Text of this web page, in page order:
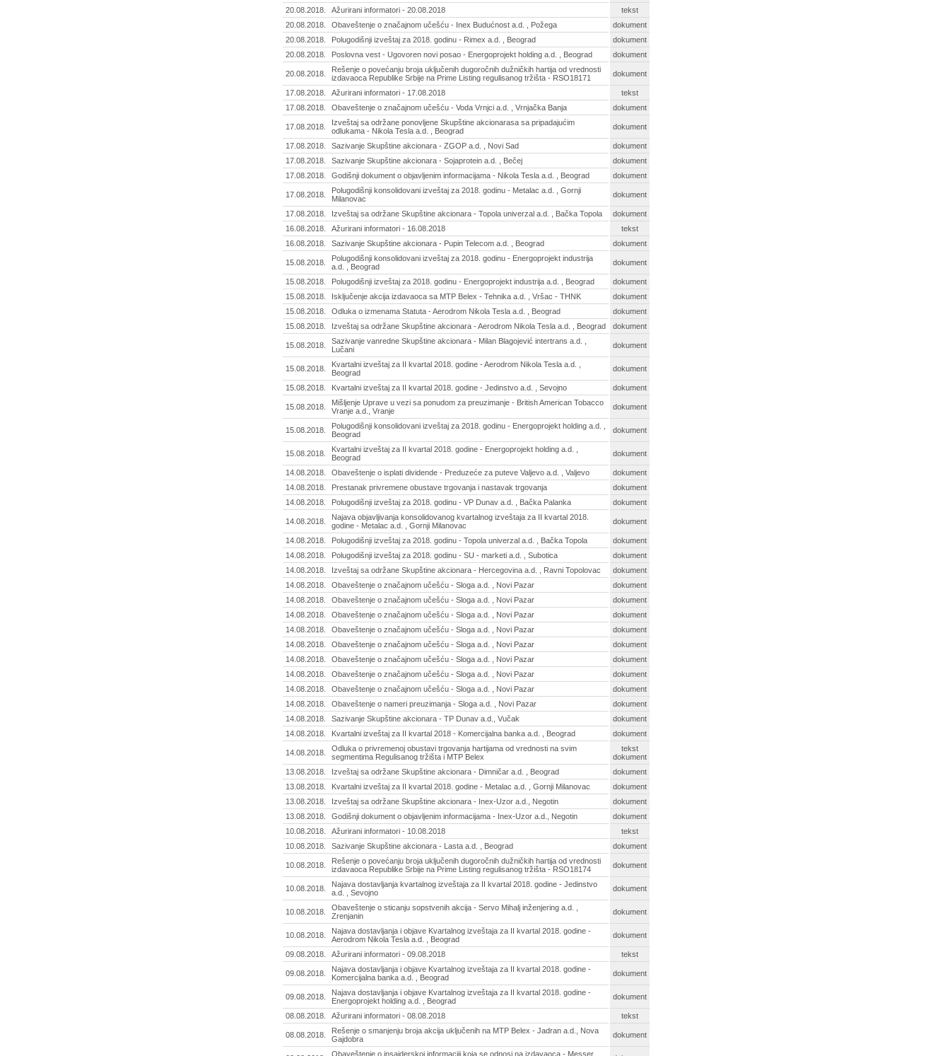
20.08.2018.
Ažurirani informatori - 20.08.2018
tekst
20.08.2018.
Obaveštenje o značajnom učešću - Inex Budućnost a.d. , Požega
dokument
20.08.2018.
Polugodišnji izveštaj za 2018. godinu - Rimex a.d. , Beograd
dokument
20.08.2018.
Poslovna vest - Ugovoren novi posao - Energoprojekt holding a.d. , Beograd dokument
20.08.2018.
Rešenje o povećanju broja uključenih dugoročnih dužničkih hartija od vrednosti
izdavaoca Republike Srbije na Prime Listing regulisanog tržišta - RSO18171
dokument
17.08.2018. Ažurirani informatori - 17.08.2018
tekst
17.08.2018.
Obaveštenje o značajnom učešću - Voda Vrnjci a.d. , Vrnjačka Banja dokument
17.08.2018.
Izveštaj sa održane ponovljene Skupštine akcionarasa sa pripadajućim
odlukama - Nikola Tesla a.d. , Beograd
dokument
17.08.2018. Sazivanje Skupštine akcionara - ZGOP a.d. , Novi Sad
dokument
17.08.2018.
Sazivanje Skupštine akcionara - Sojaprotein a.d. , Bečej
dokument
17.08.2018.
Godišnji dokument o objavljenim informacijama - Nikola Tesla a.d. , Beograd dokument
17.08.2018.
Polugodišnji konsolidovani izveštaj za 2018. godinu - Metalac a.d. , Gornji
Milanovac
dokument
17.08.2018. Izveštaj sa održane Skupštine akcionara - Topola univerzal a.d. , Bačka Topola
dokument
16.08.2018.
Ažurirani informatori - 16.08.2018
tekst
16.08.2018.
Sazivanje Skupštine akcionara - Pupin Telecom a.d. , Beograd dokument
15.08.2018.
Polugodišnji konsolidovani izveštaj za 2018. godinu - Energoprojekt industrija
a.d. , Beograd
dokument
15.08.2018. Polugodišnji izveštaj za 2018. godinu - Energoprojekt industrija a.d. , Beograd
dokument
15.08.2018.
Isključenje akcija izdavaoca sa MTP Belex - Tehnika a.d. , Vršac - THNK
dokument
15.08.2018.
Odluka o izmenama Statuta - Aerodrom Nikola Tesla a.d. , Beograd
dokument
15.08.2018.
Izveštaj sa održane Skupštine akcionara - Aerodrom Nikola Tesla a.d. , Beograd dokument
15.08.2018.
Sazivanje vanredne Skupštine akcionara - Milan Blagojević intertrans a.d. ,
Lučani
dokument
15.08.2018.
Kvartalni izveštaj za II kvartal 2018. godine - Aerodrom Nikola Tesla a.d. ,
Beograd
dokument
15.08.2018. Kvartalni izveštaj za II kvartal 2018. godine - Jedinstvo a.d. , Sevojno dokument
15.08.2018.
Mišljenje Uprave u vezi sa ponudom za preuzimanje - British American Tobacco
Vranje a.d., Vranje
dokument
15.08.2018.
Polugodišnji konsolidovani izveštaj za 2018. godinu - Energoprojekt holding a.d. ,
Beograd
dokument
15.08.2018.
Kvartalni izveštaj za II kvartal 2018. godine - Energoprojekt holding a.d. ,
Beograd
dokument
14.08.2018. Obaveštenje o isplati dividende - Preduzeće za puteve Valjevo a.d. , Valjevo
dokument
14.08.2018.
Prestanak privremene obustave trgovanja i nastavak trgovanja
dokument
14.08.2018.
Polugodišnji izveštaj za 2018. godinu - VP Dunav a.d. , Bačka Palanka dokument
14.08.2018.
Najava objavljivanja konsolidovanog kvartalnog izveštaja za II kvartal 2018.
godine - Metalac a.d. , Gornji Milanovac
dokument
14.08.2018. Polugodišnji izveštaj za 2018. godinu - Topola univerzal a.d. , Bačka Topola
dokument
14.08.2018.
Polugodišnji izveštaj za 2018. godinu - SU - marketi a.d. , Subotica
dokument
14.08.2018.
Izveštaj sa održane Skupštine akcionara - Hercegovina a.d. , Ravni Topolovac
dokument
14.08.2018.
Obaveštenje o značajnom učešću - Sloga a.d. , Novi Pazar
dokument
14.08.2018.
Obaveštenje o značajnom učešću - Sloga a.d. , Novi Pazar
dokument
14.08.2018.
Obaveštenje o značajnom učešću - Sloga a.d. , Novi Pazar
dokument
14.08.2018.
Obaveštenje o značajnom učešću - Sloga a.d. , Novi Pazar
dokument
14.08.2018.
Obaveštenje o značajnom učešću - Sloga a.d. , Novi Pazar
dokument
14.08.2018.
Obaveštenje o značajnom učešću - Sloga a.d. , Novi Pazar
dokument
14.08.2018.
Obaveštenje o značajnom učešću - Sloga a.d. , Novi Pazar
dokument
14.08.2018.
Obaveštenje o značajnom učešću - Sloga a.d. , Novi Pazar
dokument
14.08.2018.
Obaveštenje o nameri preuzimanja - Sloga a.d. , Novi Pazar
dokument
14.08.2018.
Sazivanje Skupštine akcionara - TP Dunav a.d., Vučak
dokument
14.08.2018.
Kvartalni izveštaj za II kvartal 2018 - Komercijalna banka a.d. , Beograd dokument
14.08.2018.
Odluka o privremenoj obustavi trgovanja hartijama od vrednosti na svim
segmentima Regulisanog tržišta i MTP Belex
tekst
dokument
13.08.2018.
Izveštaj sa održane Skupštine akcionara - Dimničar a.d. , Beograd
dokument
13.08.2018.
Kvartalni izveštaj za II kvartal 2018. godine - Metalac a.d. , Gornji Milanovac
dokument
13.08.2018.
Izveštaj sa održane Skupštine akcionara - Inex-Uzor a.d., Negotin
dokument
13.08.2018.
Godišnji dokument o objavljenim informacijama - Inex-Uzor a.d., Negotin
dokument
10.08.2018.
Ažurirani informatori - 10.08.2018
tekst
10.08.2018.
Sazivanje Skupštine akcionara - Lasta a.d. , Beograd dokument
10.08.2018.
Rešenje o povećanju broja uključenih dugoročnih dužničkih hartija od vrednosti
izdavaoca Republike Srbije na Prime Listing regulisanog tržišta - RSO18174
dokument
10.08.2018.
Najava dostavljanja kvartalnog izveštaja za II kvartal 2018. godine - Jedinstvo
a.d. , Sevojno
dokument
10.08.2018.
Obaveštenje o sticanju sopstvenih akcija - Servo Mihalj inženjering a.d. ,
Zrenjanin
dokument
10.08.2018.
Najava dostavljanja i objave Kvartalnog izveštaja za II kvartal 2018. godine -
Aerodrom Nikola Tesla a.d. , Beograd
dokument
09.08.2018. Ažurirani informatori - 09.08.2018 tekst
09.08.2018.
Najava dostavljanja i objave Kvartalnog izveštaja za II kvartal 2018. godine -
Komercijalna banka a.d. , Beograd
dokument
09.08.2018.
Najava dostavljanja i objave Kvartalnog izveštaja za II kvartal 2018. godine -
Energoprojekt holding a.d. , Beograd
dokument
08.08.2018. Ažurirani informatori - 08.08.2018 tekst
08.08.2018.
Rešenje o smanjenju broja akcija uključenih na MTP Belex - Jadran a.d., Nova
Gajdobra
dokument
Obaveštenje o insajderskoj informaciji koja se odnosi na izdavaoca - Messer